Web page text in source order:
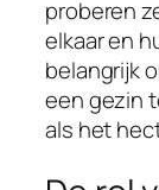
proberen
elkaar en
belangrijk
een gezin
als het